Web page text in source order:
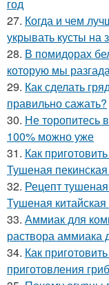
год
27. Когда и чем
укрывать кусты на
28. В помидорах
которую мы
29. Как сделать
правильно сажать?
30. Не торопитесь
100% можно уже
31. Как
Тушеная
32. Рецепт
Тушеная
33. Аммиак для
раствора аммиака
34. Как
приготовления